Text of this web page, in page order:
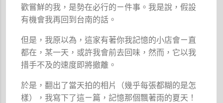
歡嘗鮮的我，是勢在必行的ㄧ件事。我是說，假設
有機會我再回到台南的話。
但是，我原以為，這家有著你我記憶的小店會ㄧ直
都在，某一天，或許我會前去回味，然而，它以我
措手不及的速度即將撤離。
於是，翻出了當天拍的相片（幾乎每張都糊的是怎
樣），我寫下了這ㄧ篇，記憶那個飄著雨的夏天！